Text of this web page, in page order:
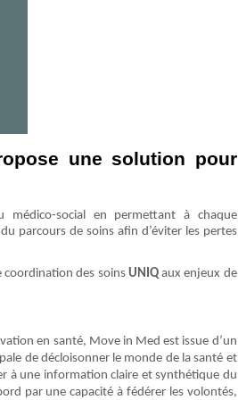
une solution pour
social en permettant à chaque
parcours de soins afin d’éviter les pertes
des soins UNIQaux enjeux de
en santé, Move in Med est issue d’un
de décloisonner le monde de la santé et
à une information claire et synthétique du
par une capacité à fédérer les volontés,